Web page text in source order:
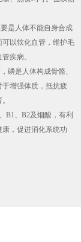
是人体不能自身合成
以软化血管，维护毛
疾病。
是人体构成骨骼、
增强体质，抵抗疲
、B2及烟酸，有利
，促进消化系统功